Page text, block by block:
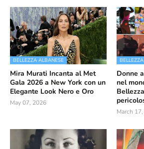
BELLEZZA ALBANESE
Mira Murati Incanta al Met
Gala 2026 a New York con un
Elegante Look Nero e Oro
May 07, 2026
Donne
nel
March